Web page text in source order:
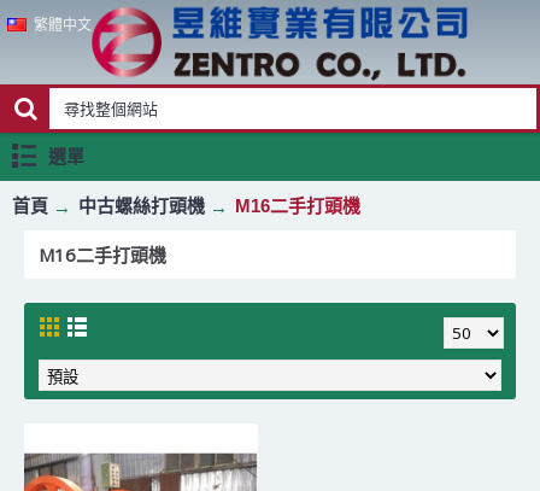
繁體中文
選單
首頁 中古螺絲打頭機 M16二手打頭機
M16二手打頭機